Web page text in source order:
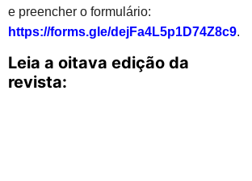
e preencher o formulário:
https://forms.gle/dejFa4L5p1D74Z8c9.
Leia a oitava edição da
revista: